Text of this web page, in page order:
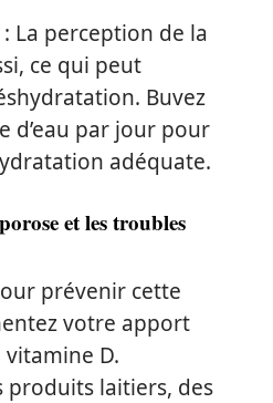
: La perception de la
ce qui peut
Buvez
d’eau par jour pour
adéquate.
et les troubles
prévenir cette
votre apport
D.
produits laitiers, des